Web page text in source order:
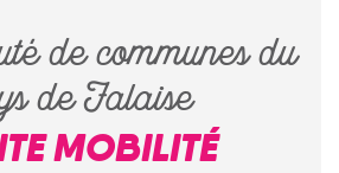
de communes du
de Falaise
MOBILITÉ